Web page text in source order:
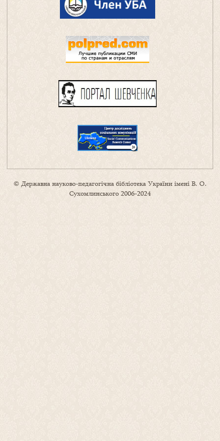
© Державна науково-педагогічна бібліотека України імені В. О.
Сухомлинського 2006-2024